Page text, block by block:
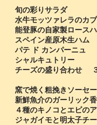
旬の彩りサラダ
水牛モッツァレラのカ
能登豚の自家製ロース
スペイン産原木生ハム
パテ ド カンパーニュ
シャルキュトリー
チーズの盛り合わせ
５
窯で焼く粗挽きソーセ
新鮮魚介のガーリック
４種のキノコとエビの
ジャガイモと明太子チ